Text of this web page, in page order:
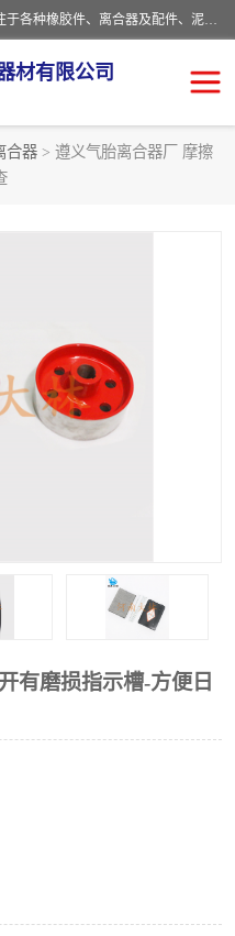
河南大林橡胶通信器材有限公司是一个专注于各种橡胶件、离合器及配件、泥浆泵及配件等产品设计制造和加工的企业。产品应用于矿山、冶金、石油、钢铁、化工、水泥、船舶、造纸、通用机械等各种大功率机械传动或制动装置。
材有限公司
合器 > 遵义气胎离合器厂 摩擦
有磨损指示槽-方便日
气动元件
CB离合器